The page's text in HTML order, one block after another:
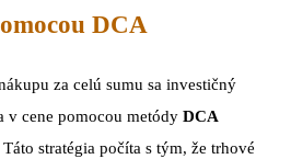
DCA
za celú sumu sa investičný
v cene pomocou metódy DCA
Táto stratégia počíta s tým, že trhové